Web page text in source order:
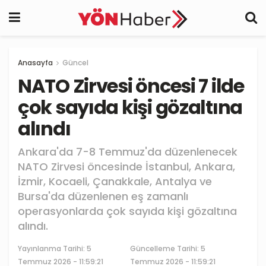
Anasayfa Güncel
NATO Zirvesi öncesi 7 ilde
çok sayıda kişi gözaltına
alındı
Ankara'da 7-8 Temmuz'da düzenlenecek
NATO Zirvesi öncesinde İstanbul, Ankara,
İzmir, Kocaeli, Çanakkale, Antalya ve
Bursa'da düzenlenen eş zamanlı
operasyonlarda çok sayıda kişi gözaltına
alındı.
Yayınlanma Tarihi: 5
Temmuz 2026 - 11:59:21
Güncelleme Tarihi: 5
Temmuz 2026 - 11:59:21